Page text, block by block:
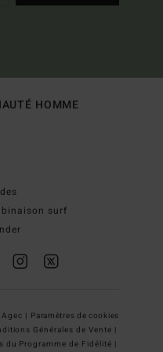
HOMME
surf
| Paramètres de cookies
Générales de Vente |
du Programme de Fidélité |